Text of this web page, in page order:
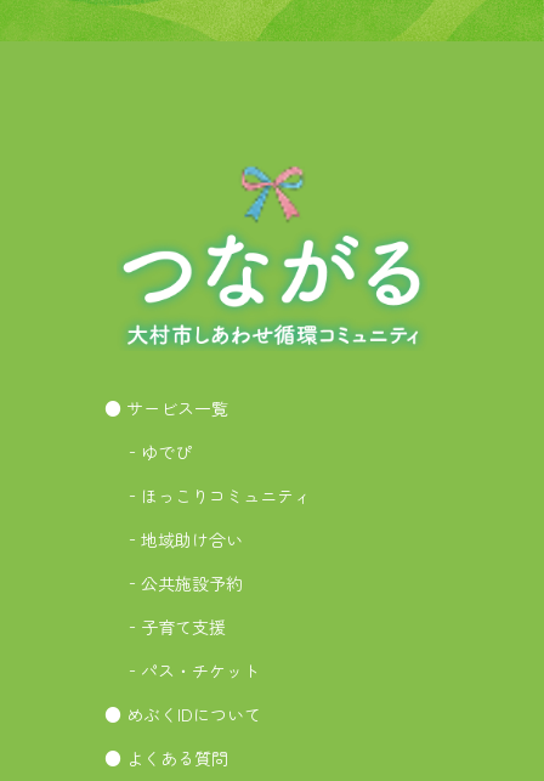
● サービス一覧
‐ゆでぴ
‐ほっこりコミュニティ
‐地域助け合い
‐公共施設予約
‐子育て支援
‐パス・チケット
● めぶくIDについて
● よくある質問